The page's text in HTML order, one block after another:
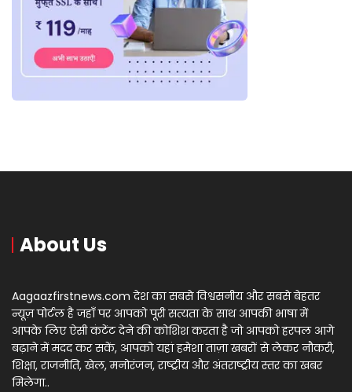
About Us
Aagaazfirstnews.com देश का सबसे विश्वसनीय और सबसे बेहतर
न्यूज़ पोर्टल है जहाँ पर आपको पूरी सत्यता के साथ आपकी भाषा में
आपके लिए ऐसी कंटेंट देने की कोशिश करता है जो आपको हरपल आगे
बढ़ाने में मदद कर सकें, आपको यहां हमेशा ताज़ा खबरों से लेकर नौकरी,
शिक्षा, राजनीति, खेल, मनोरंजन, राष्ट्रीय और अंतराष्ट्रीय स्तर का खबर
मिलेगा..